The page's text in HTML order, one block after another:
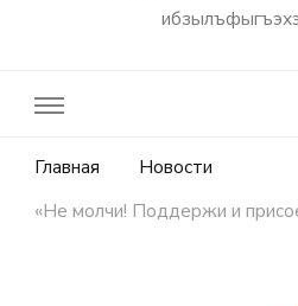
Главная
Новости
«Не молчи! Поддержи и